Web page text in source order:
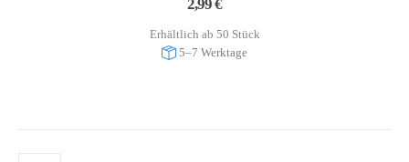
2,99€
Erhältlich ab 50 Stück
5–7 Werktage